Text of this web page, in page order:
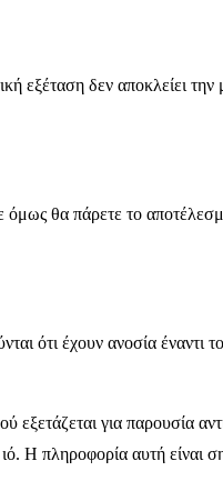
εξέταση δεν αποκλείει
όμως θα πάρετε το
ότι έχουν ανοσία έναντι
εξετάζεται για παρουσία
Η πληροφορία αυτή είναι